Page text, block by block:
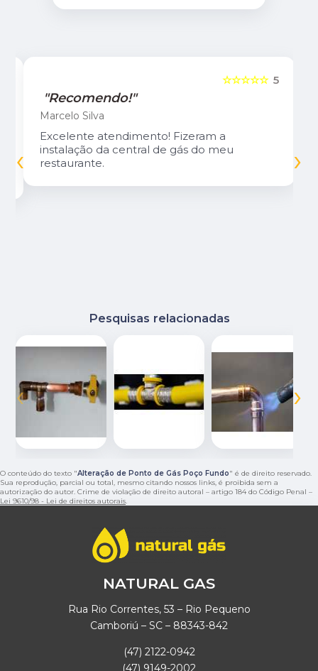
5
☆☆☆☆☆
"Recomendo!"
Marcelo Silva
Excelente atendimento! Fizeram a
instalação da central de gás do meu
restaurante.
‹ ›
Pesquisas relacionadas
‹ ›
O conteúdo do texto "Alteração de Ponto de Gás Poço Fundo" é de direito reservado.
Sua reprodução, parcial ou total, mesmo citando nossos links, é proibida sem a
autorização do autor. Crime de violação de direito autoral – artigo 184 do Código Penal –
Lei 9610/98 - Lei de direitos autorais.
NATURAL GAS
Rua Rio Correntes, 53 – Rio Pequeno
Camboriú – SC – 88343-842
(47) 2122-0942
(47) 9149-2002